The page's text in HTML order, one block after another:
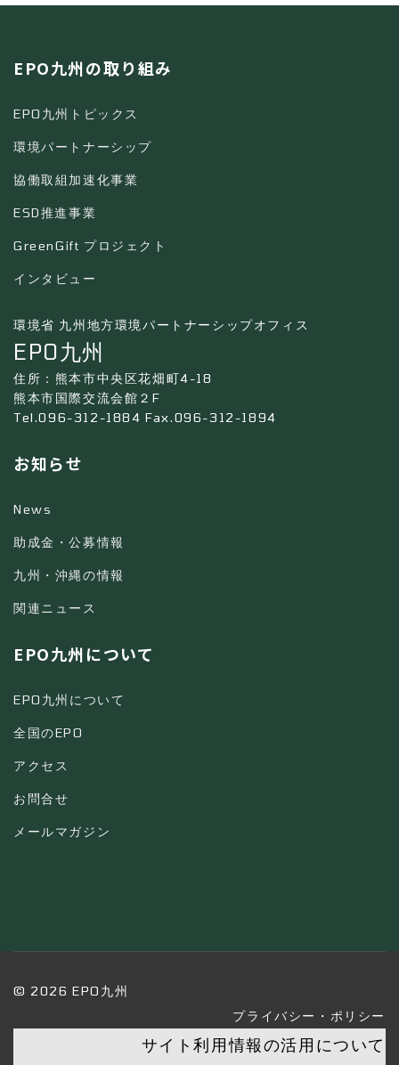
EPO九州の取り組み
EPO九州トピックス
環境パートナーシップ
協働取組加速化事業
ESD推進事業
GreenGift プロジェクト
インタビュー
環境省 九州地方環境パートナーシップオフィス
EPO九州
住所：熊本市中央区花畑町4-18
熊本市国際交流会館２F
Tel.096-312-1884 Fax.096-312-1894
お知らせ
News
助成金・公募情報
九州・沖縄の情報
関連ニュース
EPO九州について
EPO九州について
全国のEPO
アクセス
お問合せ
メールマガジン
© 2026 EPO九州
プライバシー・ポリシー
サイト利用情報の活用について